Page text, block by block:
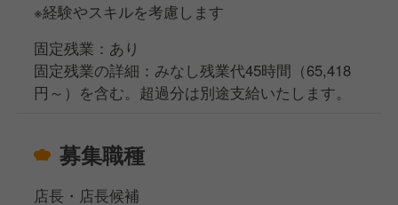
※経験やスキルを考慮します
固定残業：あり
固定残業の詳細：みなし残業代45時間（65,418
円～）を含む。超過分は別途支給いたします。
募集職種
店長・店長候補